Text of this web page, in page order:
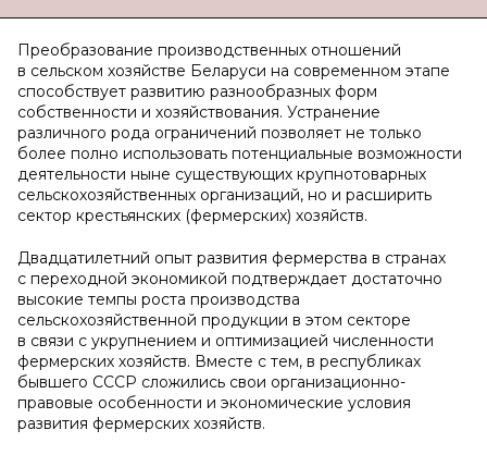
Преобразование производственных отношений
в сельском хозяйстве Беларуси на современном этапе
способствует развитию разнообразных форм
собственности и хозяйствования. Устранение
различного рода ограничений позволяет не только
более полно использовать потенциальные возможности
деятельности ныне существующих крупнотоварных
сельскохозяйственных организаций, но и расширить
сектор крестьянских (фермерских) хозяйств.
Двадцатилетний опыт развития фермерства в странах
с переходной экономикой подтверждает достаточно
высокие темпы роста производства
сельскохозяйственной продукции в этом секторе
в связи с укрупнением и оптимизацией численности
фермерских хозяйств. Вместе с тем, в республиках
бывшего СССР сложились свои организационно-
правовые особенности и экономические условия
развития фермерских хозяйств.